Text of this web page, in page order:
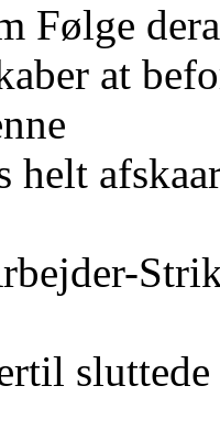
Følge
at
helt